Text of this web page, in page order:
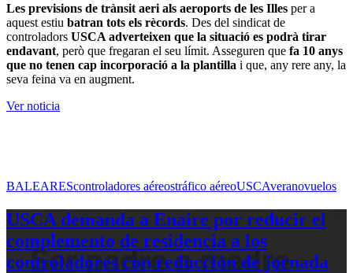
Les previsions de trànsit aeri als aeroports de les Illes per a
aquest estiu batran tots els rècords. Des del sindicat de
controladors USCA adverteixen que la situació es podrà tirar
endavant, però que fregaran el seu límit. Asseguren que fa 10 anys
que no tenen cap incorporació a la plantilla i que, any rere any, la
seva feina va en augment.
Ver noticia
BALEAREScontroladores aéreostráfico aéreoUSCAveranovuelos
USCA demanda a Enaire por reducir el
complemento de residencia a los
controladores con reducción de jornada